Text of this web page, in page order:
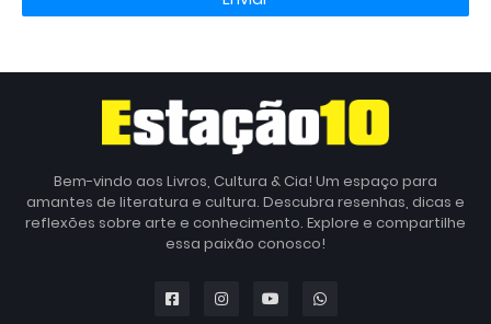
Bem-vindo aos Livros, Cultura & Cia! Um espaço para
amantes de literatura e cultura. Descubra resenhas, dicas e
reflexões sobre arte e conhecimento. Explore e compartilhe
essa paixão conosco!